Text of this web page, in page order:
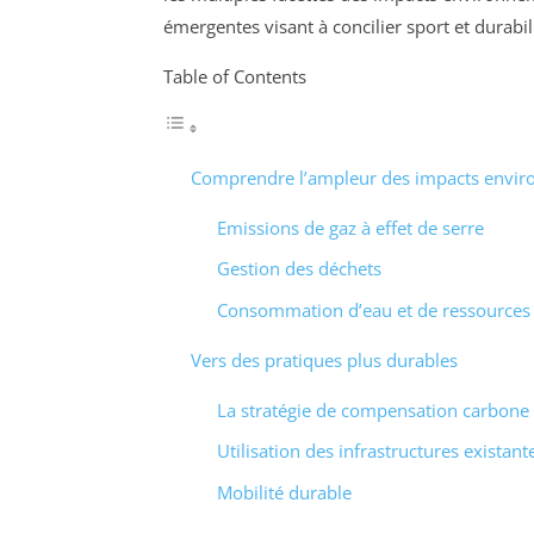
émergentes visant à concilier sport et
Table of Contents
Comprendre l’ampleur des impacts
Emissions de gaz à effet de serre
Gestion des déchets
Consommation d’eau et de ressources
Vers des pratiques plus durables
La stratégie de compensation carbone
Utilisation des infrastructures
Mobilité durable